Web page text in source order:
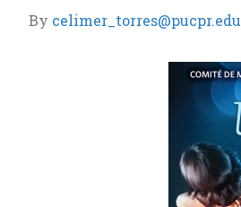
By celimer_torres@pucpr.edu